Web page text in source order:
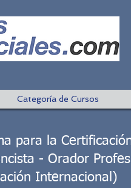
Categoría de Cursos
para la
- Orador
Internacional)